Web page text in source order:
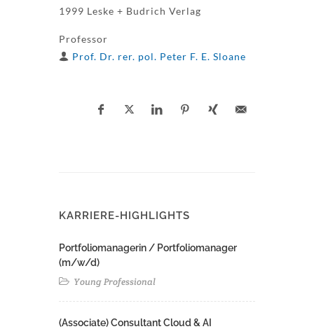
1999 Leske + Budrich Verlag
Professor
Prof. Dr. rer. pol. Peter F. E. Sloane
KARRIERE-HIGHLIGHTS
Portfoliomanagerin / Portfoliomanager
(m/w/d)
Young Professional
(Associate) Consultant Cloud & AI